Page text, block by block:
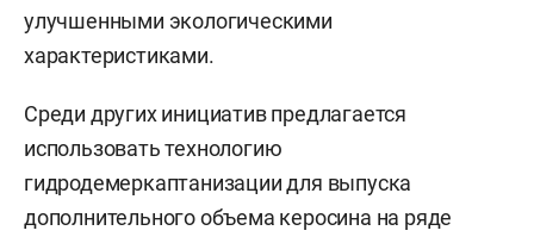
улучшенными экологическими
характеристиками.
Среди других инициатив предлагается
использовать технологию
гидродемеркаптанизации для выпуска
дополнительного объема керосина на ряде